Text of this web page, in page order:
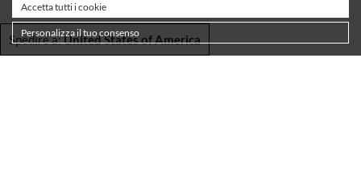
Spedire a:United States of America
Accetta tutti i cookie
Personalizza il tuo consenso